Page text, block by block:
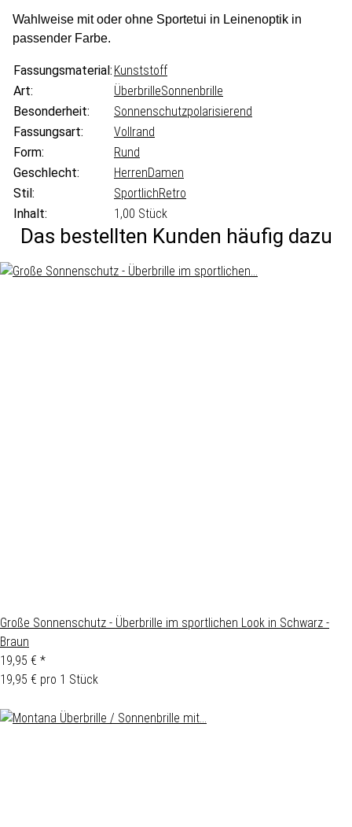
Wahlweise mit oder ohne Sportetui in Leinenoptik in
passender Farbe.
Fassungsmaterial: Kunststoff
Art:
ÜberbrilleSonnenbrille
Besonderheit:
Sonnenschutzpolarisierend
Fassungsart:
Vollrand
Form:
Rund
Geschlecht:
HerrenDamen
Stil:
SportlichRetro
Inhalt:
1,00 Stück
Das bestellten Kunden häufig dazu
Große Sonnenschutz - Überbrille im sportlichen Look in Schwarz -
Braun
19,95 € *
19,95 € pro 1 Stück